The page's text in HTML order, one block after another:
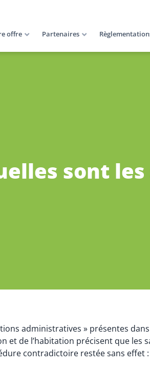
offre Partenaires
sont
administratives » présentes
et de l’habitation précisent que
contradictoire restée sans effet :